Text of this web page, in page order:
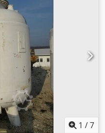
2x37KW Edging
1 /7